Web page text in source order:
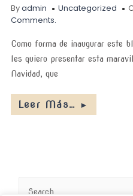
Byadmin Uncategorized
Comments.
Como forma de inaugurar este
les quiero presentar esta
Navidad, que
Leer Más… ►